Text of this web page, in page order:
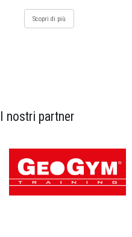
Scopri di più
I nostri partner